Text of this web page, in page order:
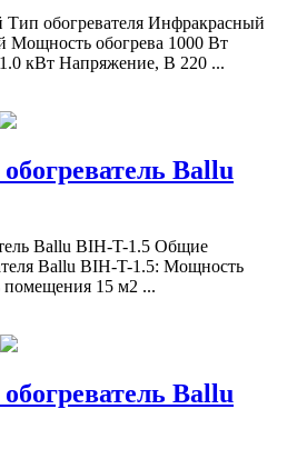
обогревателя Инфракрасный
Мощность обогрева 1000 Вт
кВт Напряжение, В 220 ...
Ballu
Ballu BIH-T-1.5 Общие
Ballu BIH-T-1.5: Мощность
помещения 15 м2 ...
Ballu